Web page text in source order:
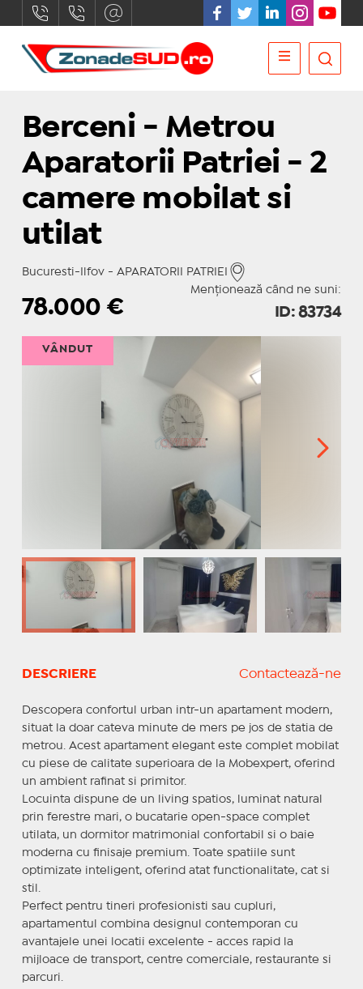
Berceni - Metrou
Aparatorii Patriei - 2
camere mobilat si
utilat
Bucuresti-Ilfov - APARATORII PATRIEI
Menționează când ne suni:
78.000€ ID: 83734
VÂNDUT
DESCRIERE Contactează-ne
Descopera confortul urban intr-un apartament modern,
situat la doar cateva minute de mers pe jos de statia de
metrou. Acest apartament elegant este complet mobilat
cu piese de calitate superioara de la Mobexpert, oferind
un ambient rafinat si primitor.
Locuinta dispune de un living spatios, luminat natural
prin ferestre mari, o bucatarie open-space complet
utilata, un dormitor matrimonial confortabil si o baie
moderna cu finisaje premium. Toate spatiile sunt
optimizate inteligent, oferind atat functionalitate, cat si
stil.
Perfect pentru tineri profesionisti sau cupluri,
apartamentul combina designul contemporan cu
avantajele unei locatii excelente - acces rapid la
mijloace de transport, centre comerciale, restaurante si
parcuri.